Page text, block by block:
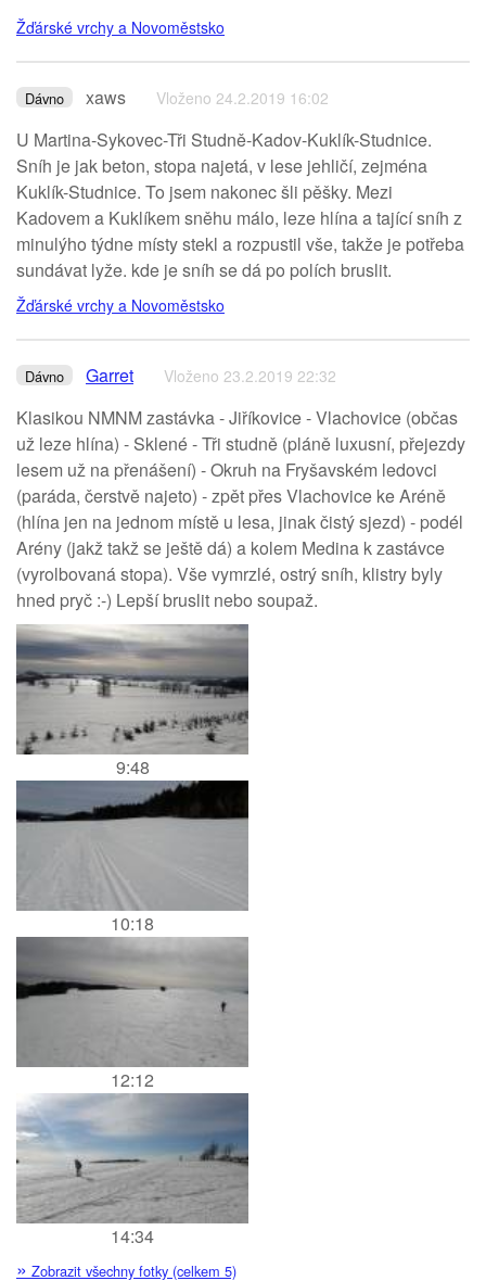
Žďárské vrchy a Novoměstsko
Dávno xaws Vloženo 24.2.2019 16:02
U Martina-Sykovec-Tři Studně-Kadov-Kuklík-Studnice.
Sníh je jak beton, stopa najetá, v lese jehličí, zejména
Kuklík-Studnice. To jsem nakonec šli pěšky. Mezi
Kadovem a Kuklíkem sněhu málo, leze hlína a tající sníh z
minulýho týdne místy stekl a rozpustil vše, takže je potřeba
sundávat lyže. kde je sníh se dá po polích bruslit.
Žďárské vrchy a Novoměstsko
Dávno Garret Vloženo 23.2.2019 22:32
Klasikou NMNM zastávka - Jiříkovice - Vlachovice (občas
už leze hlína) - Sklené - Tři studně (pláně luxusní, přejezdy
lesem už na přenášení) - Okruh na Fryšavském ledovci
(paráda, čerstvě najeto) - zpět přes Vlachovice ke Aréně
(hlína jen na jednom místě u lesa, jinak čistý sjezd) - podél
Arény (jakž takž se ještě dá) a kolem Medina k zastávce
(vyrolbovaná stopa). Vše vymrzlé, ostrý sníh, klistry byly
hned pryč :-) Lepší bruslit nebo soupaž.
9:48
10:18
12:12
14:34
» Zobrazit všechny fotky (celkem 5)